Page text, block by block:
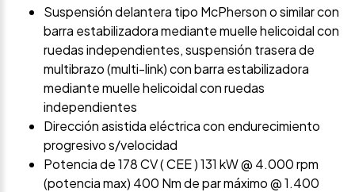
Suspensión delantera tipo McPherson o similar con
barra estabilizadora mediante muelle helicoidal con
ruedas independientes, suspensión trasera de
multibrazo (multi-link) con barra estabilizadora
mediante muelle helicoidal con ruedas
independientes
Dirección asistida eléctrica con endurecimiento
progresivo s/velocidad
Potencia de 178 CV ( CEE ) 131 kW @ 4.000 rpm
(potencia max) 400 Nm de par máximo @ 1.400